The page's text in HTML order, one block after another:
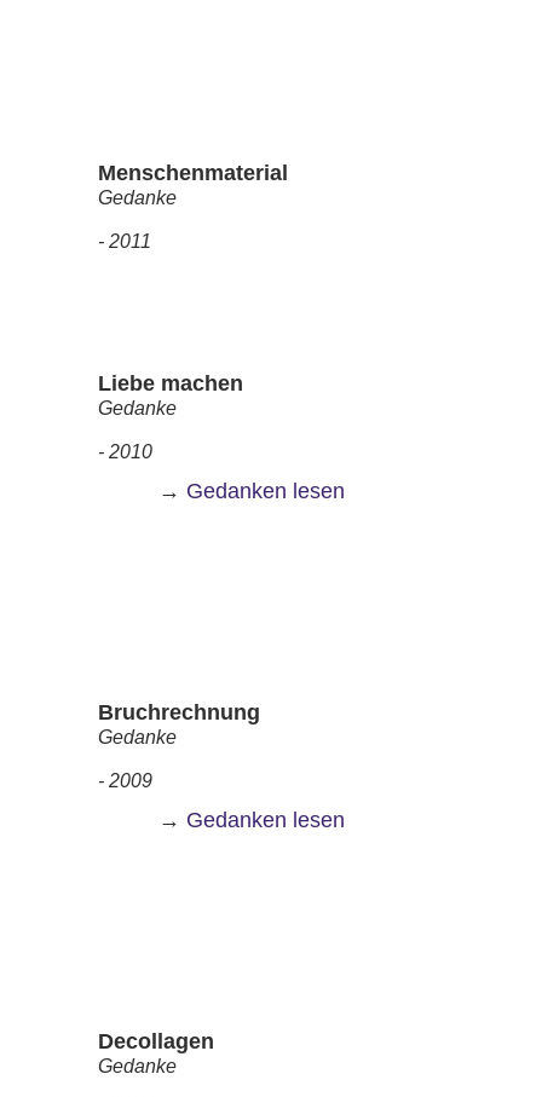
Menschenmaterial
Gedanke
- 2011
Liebe machen
Gedanke
- 2010
→ Gedanken lesen
Bruchrechnung
Gedanke
- 2009
→ Gedanken lesen
Decollagen
Gedanke